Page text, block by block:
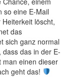
so eine E-Mail
löscht,
das
sich ganz normal
das in der E-
man einen dieser
geht das!